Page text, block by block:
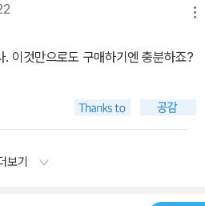
이것만으로도 구매하기엔 충분하죠?
보기